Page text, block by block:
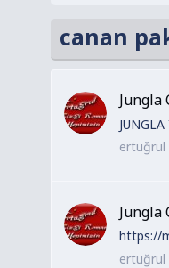
canan
Jungla
ertuğrul
Jungla
https://
ertuğrul